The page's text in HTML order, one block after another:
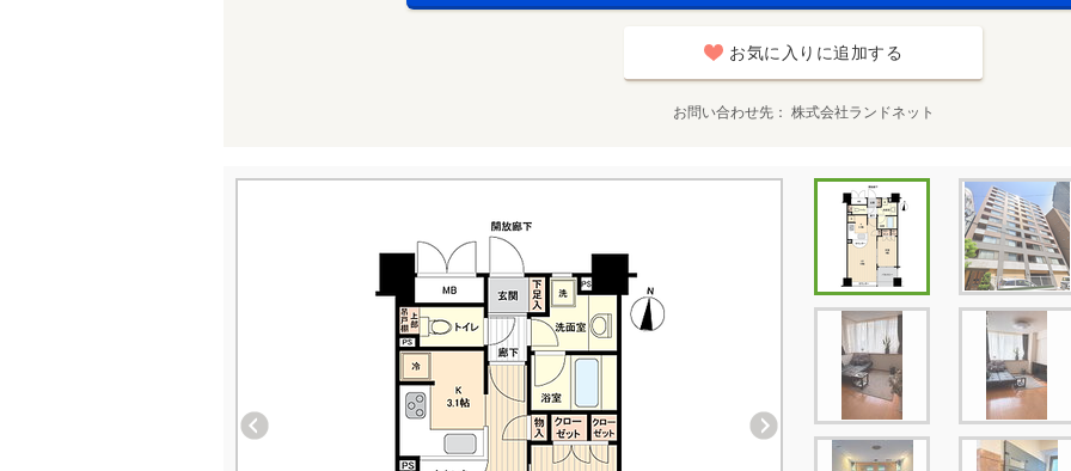
お気に入りに追加する
お問い合わせ先 株式会社ランドネット